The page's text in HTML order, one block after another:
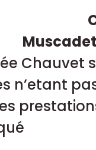
Chauvet
n’etant